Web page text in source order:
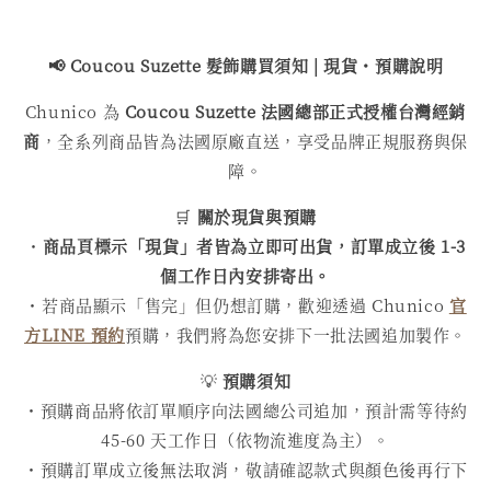
📢 Coucou Suzette 髮飾購買須知 | 現貨・預購說明
Chunico 為 Coucou Suzette 法國總部正式授權台灣經銷
商 ，全系列商品皆為法國原廠直送，享受品牌正規服務與保
障。
🛒 關於現貨與預購
・ 商品頁標示「現貨」者皆為立即可出貨，訂單成立後 1-3
個工作日內安排寄出。
・若商品顯示「售完」但仍想訂購，歡迎透過 Chunico 官
方LINE 預約預購，我們將為您安排下一批法國追加製作。
💡 預購須知
・預購商品將依訂單順序向法國總公司追加，預計需等待約
45-60 天工作日（依物流進度為主）。
・預購訂單成立後無法取消，敬請確認款式與顏色後再行下